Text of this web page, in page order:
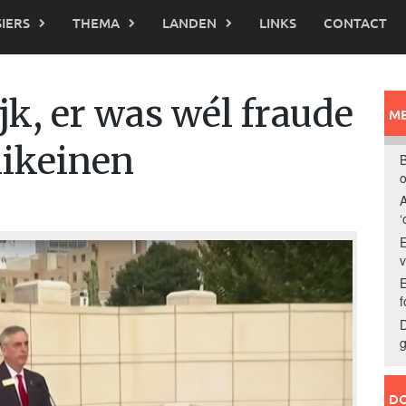
THEMA LANDEN LINKS CONTACT
er was wél fraude